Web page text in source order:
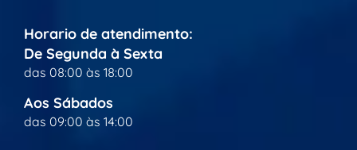
Horario de atendimento:
De Segunda à Sexta
das 08:00 às 18:00
Aos Sábados
das 09:00 às 14:00